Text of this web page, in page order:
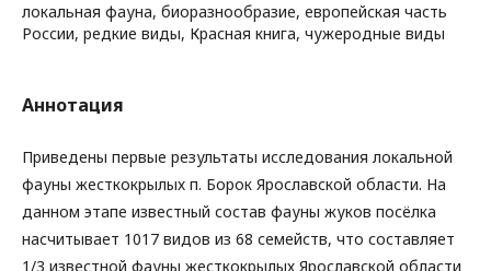
локальная фауна, биоразнообразие, европейская часть
России, редкие виды, Красная книга, чужеродные виды
Аннотация
Приведены первые результаты исследования локальной
фауны жесткокрылых п. Борок Ярославской области. На
данном этапе известный состав фауны жуков посёлка
насчитывает 1017 видов из 68 семейств, что составляет
1/3 известной фауны жесткокрылых Ярославской области